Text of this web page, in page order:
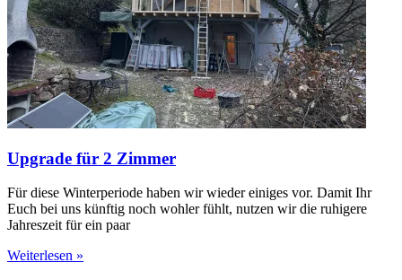
Upgrade für 2 Zimmer
Für diese Winterperiode haben wir wieder einiges vor. Damit Ihr
Euch bei uns künftig noch wohler fühlt, nutzen wir die ruhigere
Jahreszeit für ein paar
Weiterlesen »